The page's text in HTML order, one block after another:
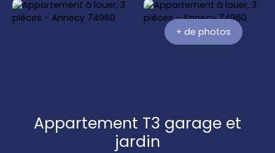
+ de photos
Appartement T3 garage et
jardin